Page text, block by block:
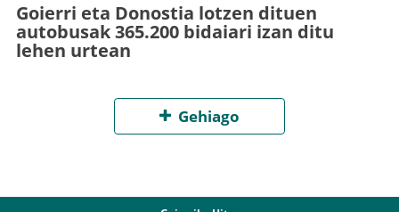
Goierri eta Donostia lotzen dituen
autobusak 365.200 bidaiari izan ditu
lehen urtean
Gehiago